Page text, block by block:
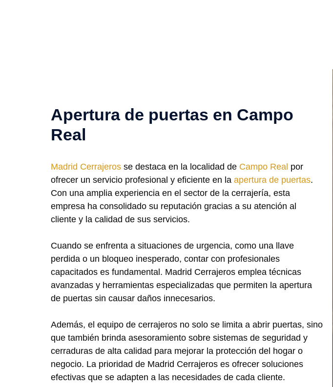
Apertura de puertas en Campo
Real
Madrid Cerrajeros se destaca en la localidad de Campo Real por
ofrecer un servicio profesional y eficiente en la apertura de puertas.
Con una amplia experiencia en el sector de la cerrajería, esta
empresa ha consolidado su reputación gracias a su atención al
cliente y la calidad de sus servicios.
Cuando se enfrenta a situaciones de urgencia, como una llave
perdida o un bloqueo inesperado, contar con profesionales
capacitados es fundamental. Madrid Cerrajeros emplea técnicas
avanzadas y herramientas especializadas que permiten la apertura
de puertas sin causar daños innecesarios.
Además, el equipo de cerrajeros no solo se limita a abrir puertas, sino
que también brinda asesoramiento sobre sistemas de seguridad y
cerraduras de alta calidad para mejorar la protección del hogar o
negocio. La prioridad de Madrid Cerrajeros es ofrecer soluciones
efectivas que se adapten a las necesidades de cada cliente.